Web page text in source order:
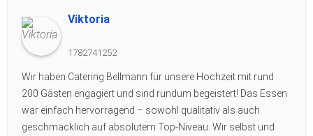
Viktoria
1782741252
Wir haben Catering Bellmann für unsere Hochzeit mit rund
200 Gästen engagiert und sind rundum begeistert! Das Essen
war einfach hervorragend – sowohl qualitativ als auch
geschmacklich auf absolutem Top-Niveau. Wir selbst und